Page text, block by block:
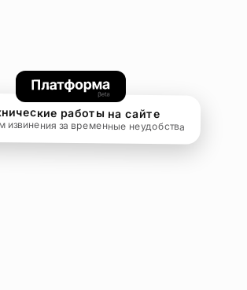
работы на сайте
извинения за временные неудобства